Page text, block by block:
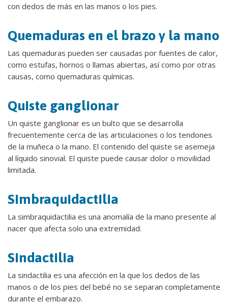
con dedos de más en las manos o los pies.
Quemaduras en el brazo y la mano
Las quemaduras pueden ser causadas por fuentes de calor,
como estufas, hornos o llamas abiertas, así como por otras
causas, como quemaduras químicas.
Quiste ganglionar
Un quiste ganglionar es un bulto que se desarrolla
frecuentemente cerca de las articulaciones o los tendones
de la muñeca o la mano. El contenido del quiste se asemeja
al líquido sinovial. El quiste puede causar dolor o movilidad
limitada.
Simbraquidactilia
La simbraquidactilia es una anomalía de la mano presente al
nacer que afecta solo una extremidad.
Sindactilia
La sindactilia es una afección en la que los dedos de las
manos o de los pies del bebé no se separan completamente
durante el embarazo.